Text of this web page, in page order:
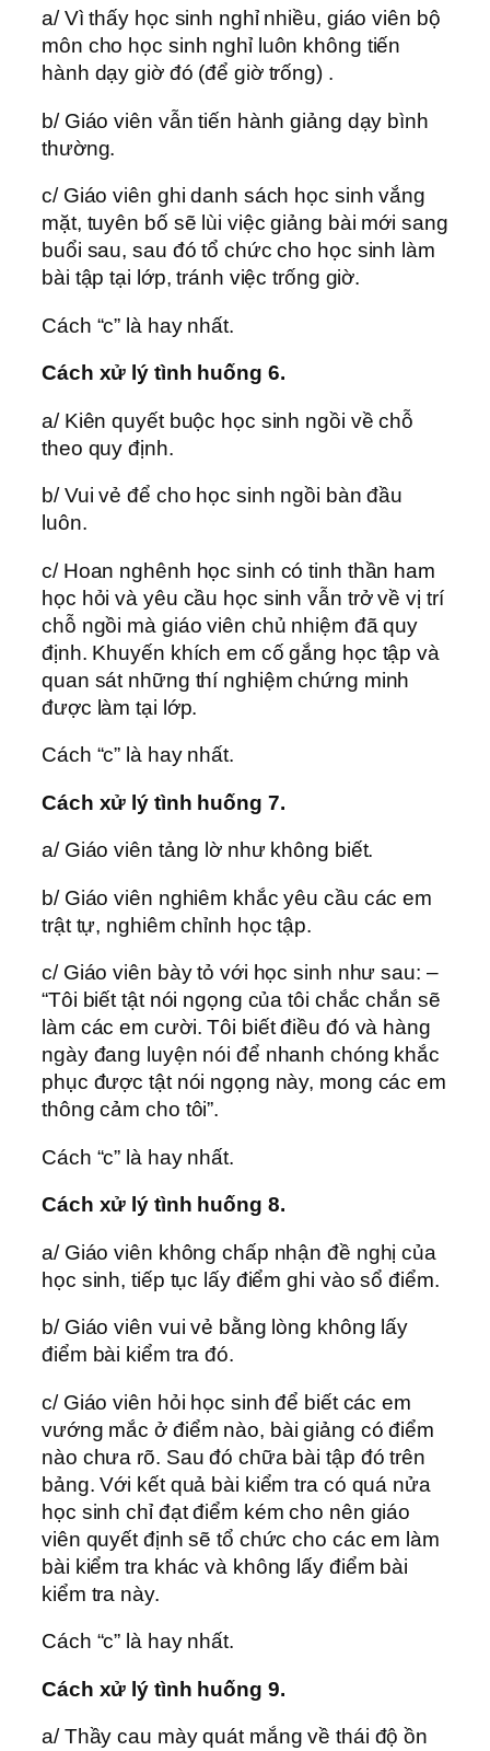
a/ Vì thấy học sinh nghỉ nhiều, giáo viên bộ
môn cho học sinh nghỉ luôn không tiến
hành dạy giờ đó (để giờ trống) .
b/ Giáo viên vẫn tiến hành giảng dạy bình
thường.
c/ Giáo viên ghi danh sách học sinh vắng
mặt, tuyên bố sẽ lùi việc giảng bài mới sang
buổi sau, sau đó tổ chức cho học sinh làm
bài tập tại lớp, tránh việc trống giờ.
Cách “c” là hay nhất.
Cách xử lý tình huống 6.
a/ Kiên quyết buộc học sinh ngồi về chỗ
theo quy định.
b/ Vui vẻ để cho học sinh ngồi bàn đầu
luôn.
c/ Hoan nghênh học sinh có tinh thần ham
học hỏi và yêu cầu học sinh vẫn trở về vị trí
chỗ ngồi mà giáo viên chủ nhiệm đã quy
định. Khuyến khích em cố gắng học tập và
quan sát những thí nghiệm chứng minh
được làm tại lớp.
Cách “c” là hay nhất.
Cách xử lý tình huống 7.
a/ Giáo viên tảng lờ như không biết.
b/ Giáo viên nghiêm khắc yêu cầu các em
trật tự, nghiêm chỉnh học tập.
c/ Giáo viên bày tỏ với học sinh như sau: –
“Tôi biết tật nói ngọng của tôi chắc chắn sẽ
làm các em cười. Tôi biết điều đó và hàng
ngày đang luyện nói để nhanh chóng khắc
phục được tật nói ngọng này, mong các em
thông cảm cho tôi”.
Cách “c” là hay nhất.
Cách xử lý tình huống 8.
a/ Giáo viên không chấp nhận đề nghị của
học sinh, tiếp tục lấy điểm ghi vào sổ điểm.
b/ Giáo viên vui vẻ bằng lòng không lấy
điểm bài kiểm tra đó.
c/ Giáo viên hỏi học sinh để biết các em
vướng mắc ở điểm nào, bài giảng có điểm
nào chưa rõ. Sau đó chữa bài tập đó trên
bảng. Với kết quả bài kiểm tra có quá nửa
học sinh chỉ đạt điểm kém cho nên giáo
viên quyết định sẽ tổ chức cho các em làm
bài kiểm tra khác và không lấy điểm bài
kiểm tra này.
Cách “c” là hay nhất.
Cách xử lý tình huống 9.
a/ Thầy cau mày quát mắng về thái độ ồn